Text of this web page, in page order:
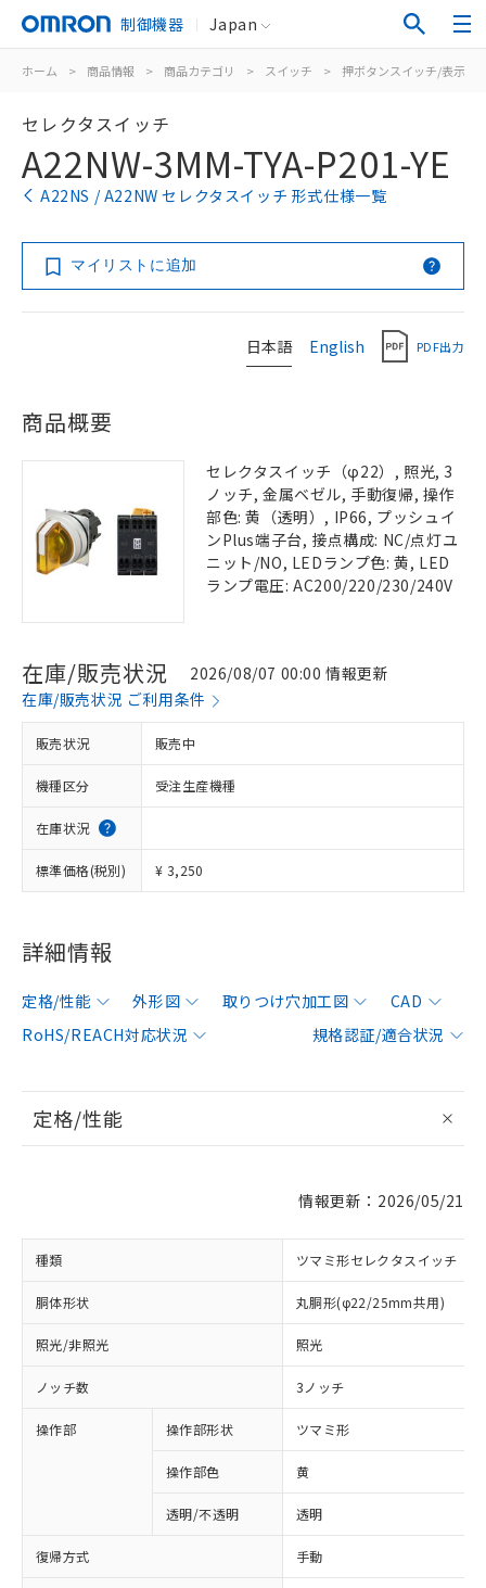
制御機器 Japan
ホーム > 商品情報 > 商品カテゴリ > スイッチ > 押ボタンスイッチ/表示灯
セレクタスイッチ
A22NW-3MM-TYA-P201-YE
A22NS / A22NW セレクタスイッチ 形式仕様一覧
マイリストに追加
日本語 English PDF出力
商品概要
セレクタスイッチ（φ22）, 照光, 3
ノッチ, 金属ベゼル, 手動復帰, 操作
部色: 黄（透明）, IP66, プッシュイ
ンPlus端子台, 接点構成: NC/点灯ユ
ニット/NO, LEDランプ色: 黄, LED
ランプ電圧: AC200/220/230/240V
在庫/販売状況
2026/08/07 00:00 情報更新
在庫/販売状況 ご利用条件
販売状況 販売中
機種区分 受注生産機種
在庫状況
標準価格(税別) ¥ 3,250
詳細情報
定格/性能 外形図 取りつけ穴加工図
CAD
RoHS/REACH対応状況
規格認証/適合状況
定格/性能
情報更新：2026/05/21
種類 ツマミ形セレクタスイッチ
胴体形状 丸胴形(φ22/25mm共用)
照光/非照光 照光
ノッチ数 3ノッチ
操作部 操作部形状 ツマミ形
操作部色 黄
透明/不透明 透明
復帰方式 手動